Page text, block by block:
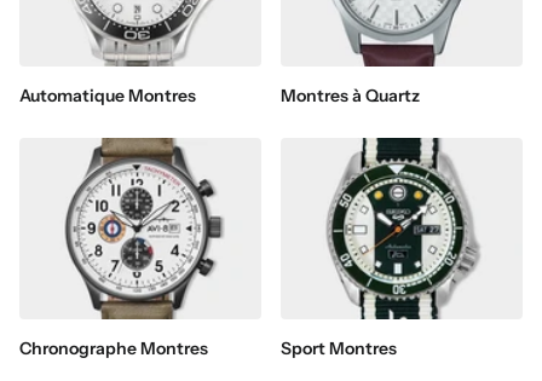
Automatique Montres Montres à Quartz
Chronographe Montres Sport Montres